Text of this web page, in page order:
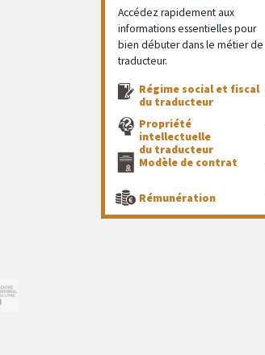
Accédez rapidement aux
informations essentielles pour
bien débuter dans le métier de
traducteur.
Régime social et fiscal
du traducteur
Propriété
intellectuelle
du traducteur
Modèle de contrat
Rémunération